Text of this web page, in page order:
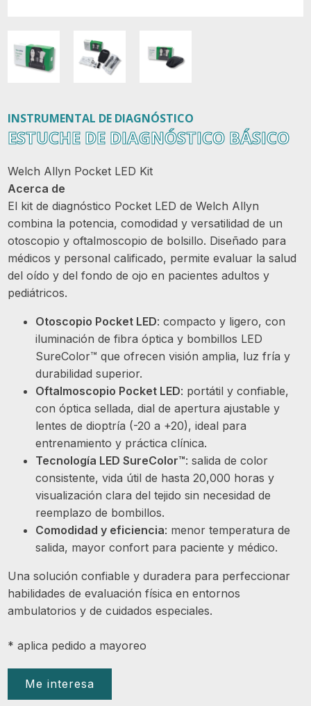
INSTRUMENTAL DE DIAGNÓSTICO
ESTUCHE DE DIAGNÓSTICO BÁSICO
Welch Allyn Pocket LED Kit
Acerca de
El kit de diagnóstico Pocket LED de Welch Allyn
combina la potencia, comodidad y versatilidad de un
otoscopio y oftalmoscopio de bolsillo. Diseñado para
médicos y personal calificado, permite evaluar la salud
del oído y del fondo de ojo en pacientes adultos y
pediátricos.
Otoscopio Pocket LED: compacto y ligero, con
iluminación de fibra óptica y bombillos LED
SureColor™ que ofrecen visión amplia, luz fría y
durabilidad superior.
Oftalmoscopio Pocket LED: portátil y confiable,
con óptica sellada, dial de apertura ajustable y
lentes de dioptría (-20 a +20), ideal para
entrenamiento y práctica clínica.
Tecnología LED SureColor™: salida de color
consistente, vida útil de hasta 20,000 horas y
visualización clara del tejido sin necesidad de
reemplazo de bombillos.
Comodidad y eficiencia: menor temperatura de
salida, mayor confort para paciente y médico.
Una solución confiable y duradera para perfeccionar
habilidades de evaluación física en entornos
ambulatorios y de cuidados especiales.
* aplica pedido a mayoreo
Me interesa